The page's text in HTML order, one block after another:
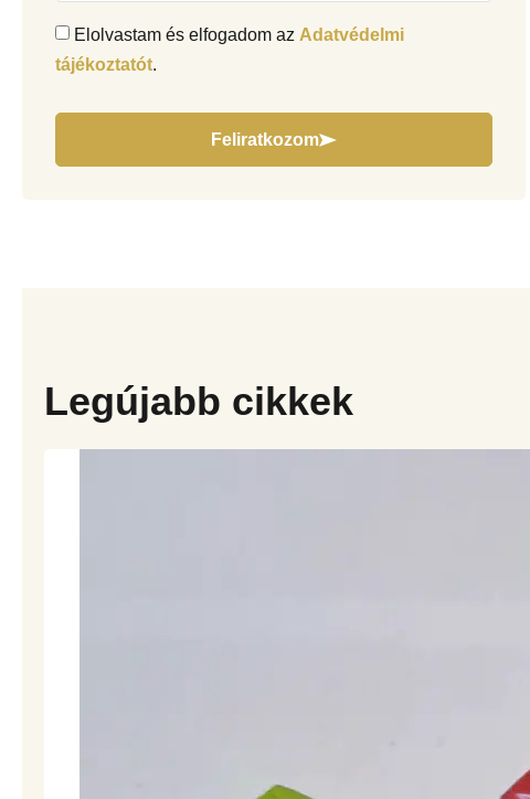
Elolvastam és elfogadom az Adatvédelmi
tájékoztatót.
Feliratkozom
Legújabb cikkek